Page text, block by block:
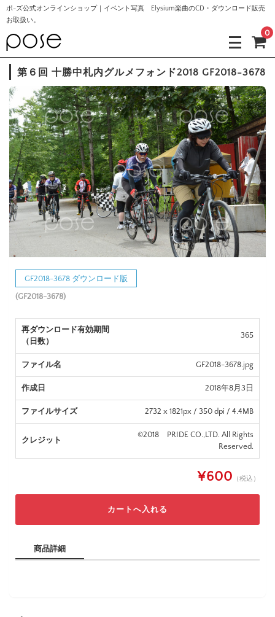
ポ-ズ公式オンラインショップ｜イベント写真 Elysium楽曲のCD・ダウンロード販売
お取扱い。
0
第６回 十勝中札内グルメフォンド2018 GF2018-3678
GF2018-3678 ダウンロード版
(GF2018-3678)
再ダウンロード有効期間
（日数）
365
ファイル名 GF2018-3678.jpg
作成日 2018年8月3日
ファイルサイズ 2732 x 1821px / 350 dpi / 4.4MB
クレジット
©2018 PRIDE CO.,LTD. All Rights
Reserved.
¥600 （税込）
商品詳細